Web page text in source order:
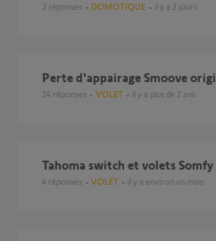
2 réponses DOMOTIQUE il y a 2 jours
Perte d'appairage Smoove
24 réponses VOLET il y a plus de 2 ans
Tahoma switch et volets
4 réponses VOLET il y a environ un mois